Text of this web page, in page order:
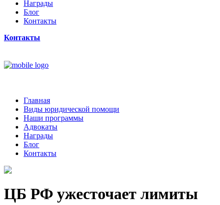
Награды
Блог
Контакты
Контакты
Главная
Виды юридической помощи
Наши программы
Адвокаты
Награды
Блог
Контакты
ЦБ РФ ужесточает лимиты